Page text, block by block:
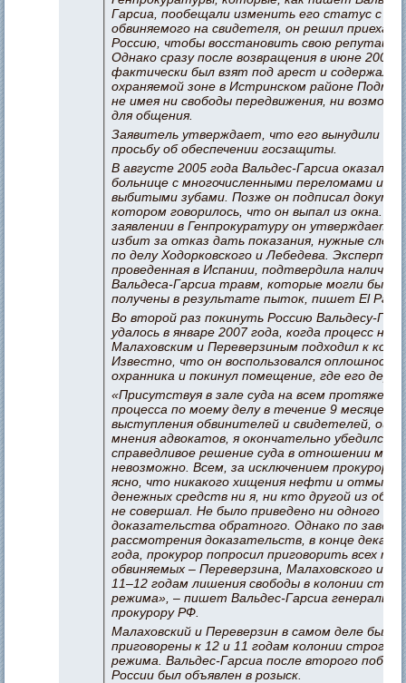
Гарсиа, пообещали изменить его статус с
обвиняемого на свидетеля, он решил
Россию, чтобы восстановить свою
Однако сразу после возвращения в июне 2005
фактически был взят под арест и содержался
охраняемой зоне в Истринском районе
не имея ни свободы передвижения, ни
для общения.
Заявитель утверждает, что его вынудили
просьбу об обеспечении госзащиты.
В августе 2005 года Вальдес-Гарсиа оказался
больнице с многочисленными переломами и
выбитыми зубами. Позже он подписал
котором говорилось, что он выпал из окна. В
заявлении в Генпрокуратуру он утверждает,
избит за отказ дать показания, нужные
по делу Ходорковского и Лебедева.
проведенная в Испании, подтвердила наличие
Вальдеса-Гарсиа травм, которые могли быть
получены в результате пыток, пишет El Pais.
Во второй раз покинуть Россию Вальдесу-
удалось в январе 2007 года, когда процесс над
Малаховским и Переверзиным подходил к
Известно, что он воспользовался
охранника и покинул помещение, где его
«Присутствуя в зале суда на всем протяжении
процесса по моему делу в течение 9 месяцев,
выступления обвинителей и свидетелей,
мнения адвокатов, я окончательно убедился,
справедливое решение суда в отношении меня
невозможно. Всем, за исключением прокурора,
ясно, что никакого хищения нефти и
денежных средств ни я, ни кто другой из
не совершал. Не было приведено ни одного
доказательства обратного. Однако по
рассмотрения доказательств, в конце
года, прокурор попросил приговорить всех
обвиняемых – Переверзина, Малаховского и
11–12 годам лишения свободы в колонии
режима», – пишет Вальдес-Гарсиа
прокурору РФ.
Малаховский и Переверзин в самом деле были
приговорены к 12 и 11 годам колонии строгого
режима. Вальдес-Гарсиа после второго
России был объявлен в розыск.